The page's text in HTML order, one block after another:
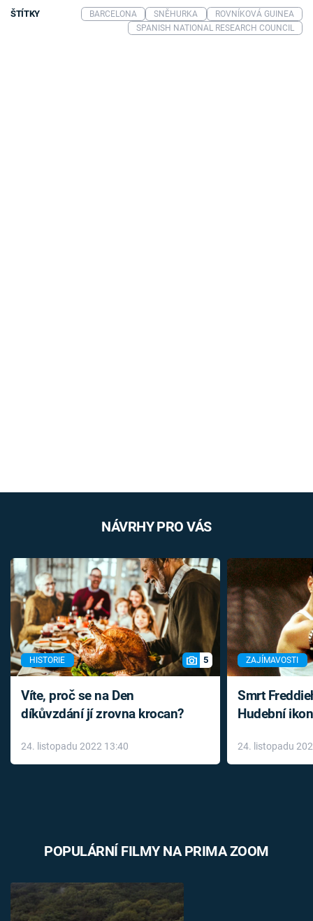
ŠTÍTKY BARCELONA SNĚHURKA
ROVNÍKOVÁ GUINEA
SPANISH NATIONAL RESEARCH COUNCIL
NÁVRHY PRO VÁS
HISTORIE 5
Víte, proč se na Den
díkůvzdání jí zrovna krocan?
24. listopadu 2022 13:40
ZAJÍMAVOSTI
Smrt
Hudební
léky
24. listopadu
POPULÁRNÍ FILMY NA PRIMA ZOOM